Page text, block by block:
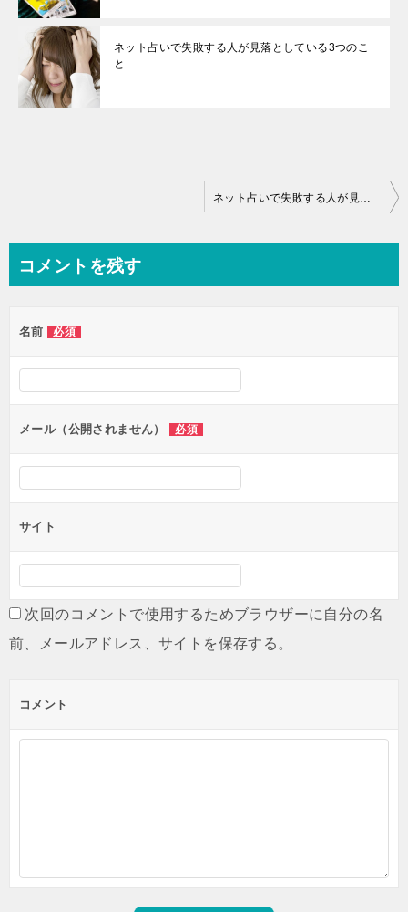
ネット占いで失敗する人が見落としている3つのこ
と
ネット占いで失敗する人が見落としている3つのこと
コメントを残す
名前 必須
メール（公開されません） 必須
サイト
次回のコメントで使用するためブラウザーに自分の名
前、メールアドレス、サイトを保存する。
コメント